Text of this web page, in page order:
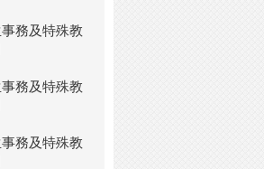
務及特殊教
務及特殊教
務及特殊教